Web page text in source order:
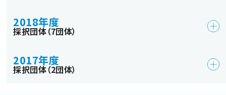
2018年度
採択団体（7団体）
2017年度
採択団体（2団体）